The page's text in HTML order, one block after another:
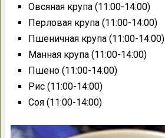
Овсяная крупа (11:00-14:00)
Перловая крупа (11:00-14:00)
Пшеничная крупа (11:00-14:00)
Манная крупа (11:00-14:00)
Пшено (11:00-14:00)
Рис (11:00-14:00)
Соя (11:00-14:00)